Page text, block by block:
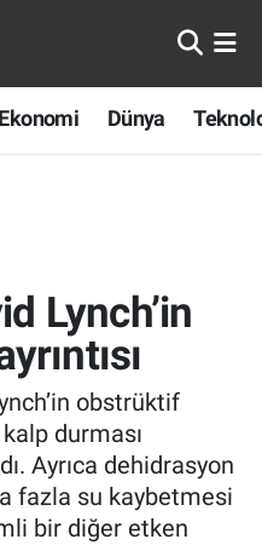
Ekonomi Dünya
Lynch’in
obstrüktif
durması
Ayrıca dehidrasyon
fazla su kaybetmesi
bir diğer etken
ve Fikstür